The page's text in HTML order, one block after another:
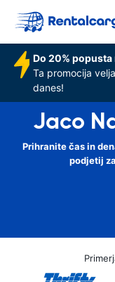
Do 20%
Ta promocija
danes!
Jaco
Prihranite čas in
podjetij